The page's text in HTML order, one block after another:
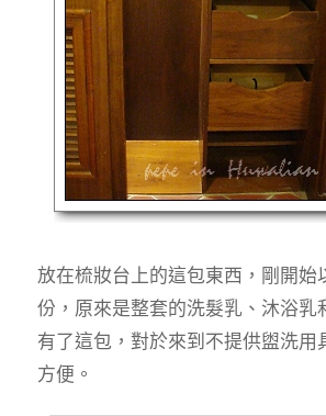
放在梳妝台上的這包東西，剛開始
份，原來是整套的洗髮乳、沐浴乳
有了這包，對於來到不提供盥洗用
方便。